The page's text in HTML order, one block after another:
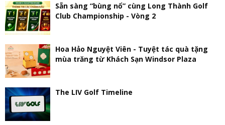
Sẵn sàng “bùng nổ” cùng Long Thành Golf
Club Championship - Vòng 2
Hoa Hảo Nguyệt Viên - Tuyệt tác quà tặng
mùa trăng từ Khách Sạn Windsor Plaza
The LIV Golf Timeline